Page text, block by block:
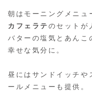
朝はモーニングメニュ
カフェラテのセットが
バターの塩気とあんこ
幸せな気分に。
昼にはサンドイッチや
ールメニューも提供。